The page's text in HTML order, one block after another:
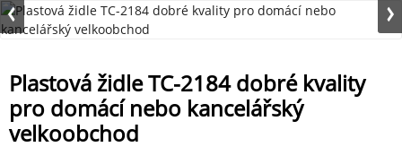
Plastová židle TC-2184 dobré kvality
pro domácí nebo kancelářský
velkoobchod